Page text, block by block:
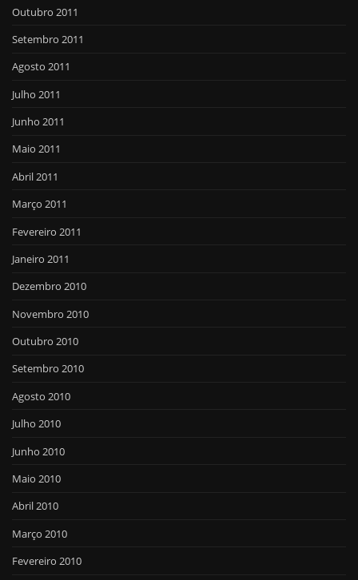
Outubro 2011
Setembro 2011
Agosto 2011
Julho 2011
Junho 2011
Maio 2011
Abril 2011
Março 2011
Fevereiro 2011
Janeiro 2011
Dezembro 2010
Novembro 2010
Outubro 2010
Setembro 2010
Agosto 2010
Julho 2010
Junho 2010
Maio 2010
Abril 2010
Março 2010
Fevereiro 2010